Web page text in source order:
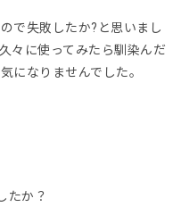
で失敗したか?と思いまし
々に使ってみたら馴染んだ
になりませんでした。
たか？